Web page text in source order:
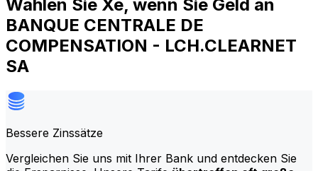
Wählen Sie Xe, wenn Sie Geld an
BANQUE CENTRALE DE
COMPENSATION - LCH.CLEARNET
SA
Bessere Zinssätze
Vergleichen Sie uns mit Ihrer Bank und entdecken Sie